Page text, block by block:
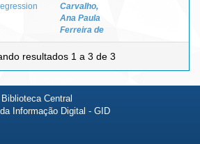
Carvalho,
Ana Paula
Ferreira de
resultados 1 a 3 de 3
Central
Informação Digital - GID